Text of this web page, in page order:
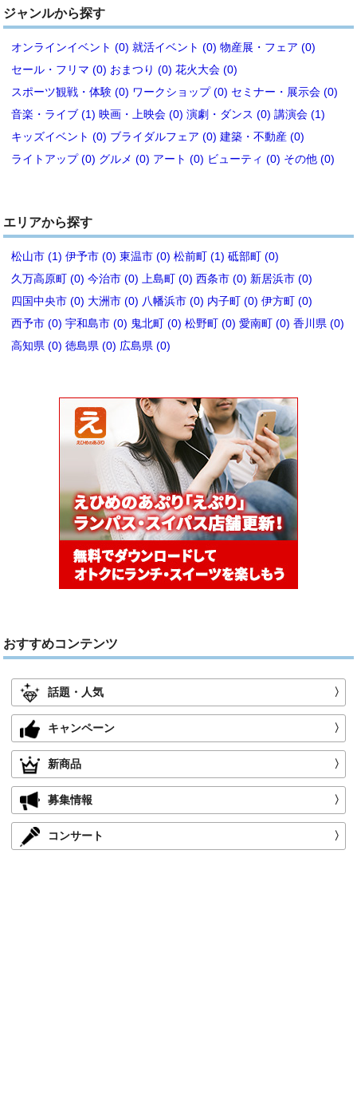
ジャンルから探す
オンラインイベント (0) 就活イベント (0) 物産展・フェア (0)
セール・フリマ (0) おまつり (0) 花火大会 (0)
スポーツ観戦・体験 (0) ワークショップ (0) セミナー・展示会 (0)
音楽・ライブ (1) 映画・上映会 (0) 演劇・ダンス (0) 講演会 (1)
キッズイベント (0) ブライダルフェア (0) 建築・不動産 (0)
ライトアップ (0) グルメ (0) アート (0) ビューティ (0) その他 (0)
エリアから探す
松山市 (1) 伊予市 (0) 東温市 (0) 松前町 (1) 砥部町 (0)
久万高原町 (0) 今治市 (0) 上島町 (0) 西条市 (0) 新居浜市 (0)
四国中央市 (0) 大洲市 (0) 八幡浜市 (0) 内子町 (0) 伊方町 (0)
西予市 (0) 宇和島市 (0) 鬼北町 (0) 松野町 (0) 愛南町 (0) 香川県 (0)
高知県 (0) 徳島県 (0) 広島県 (0)
おすすめコンテンツ
話題・人気 〉
キャンペーン 〉
新商品 〉
募集情報 〉
コンサート 〉